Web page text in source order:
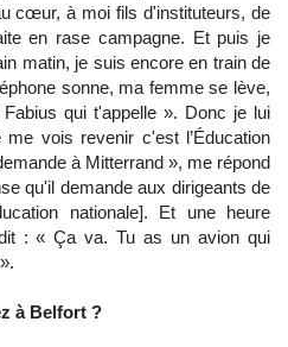
cœur, à moi fils d'instituteurs, de
en rase campagne. Et puis je
matin, je suis encore en train de
sonne, ma femme se lève,
qui t'appelle ». Donc je lui
vois revenir c'est l’Éducation
à Mitterrand », me répond
qu'il demande aux dirigeants de
nationale]. Et une heure
: « Ça va. Tu as un avion qui
à Belfort ?